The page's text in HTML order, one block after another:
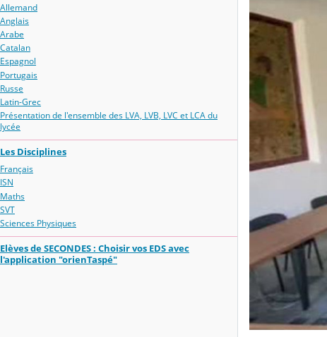
Allemand
Anglais
Arabe
Catalan
Espagnol
Portugais
Russe
Latin-Grec
Présentation de l'ensemble des LVA, LVB, LVC et LCA du
lycée
Les Disciplines
Français
ISN
Maths
SVT
Sciences Physiques
Elèves de SECONDES : Choisir vos EDS avec
l'application "orienTaspé"